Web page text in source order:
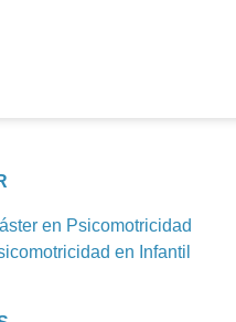
en Psicomotricidad
en Infantil